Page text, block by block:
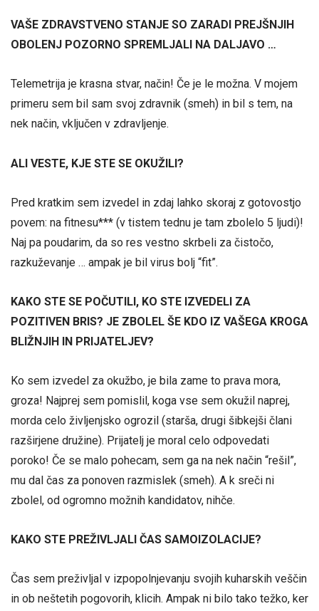
VAŠE ZDRAVSTVENO STANJE SO ZARADI PREJŠNJIH
OBOLENJ POZORNO SPREMLJALI NA DALJAVO …
Telemetrija je krasna stvar, način! Če je le možna. V mojem
primeru sem bil sam svoj zdravnik (smeh) in bil s tem, na
nek način, vključen v zdravljenje.
ALI VESTE, KJE STE SE OKUŽILI?
Pred kratkim sem izvedel in zdaj lahko skoraj z gotovostjo
povem: na fitnesu*** (v tistem tednu je tam zbolelo 5 ljudi)!
Naj pa poudarim, da so res vestno skrbeli za čistočo,
razkuževanje … ampak je bil virus bolj “fit”.
KAKO STE SE POČUTILI, KO STE IZVEDELI ZA
POZITIVEN BRIS? JE ZBOLEL ŠE KDO IZ VAŠEGA KROGA
BLIŽNJIH IN PRIJATELJEV?
Ko sem izvedel za okužbo, je bila zame to prava mora,
groza! Najprej sem pomislil, koga vse sem okužil naprej,
morda celo življenjsko ogrozil (starša, drugi šibkejši člani
razširjene družine). Prijatelj je moral celo odpovedati
poroko! Če se malo pohecam, sem ga na nek način “rešil”,
mu dal čas za ponoven razmislek (smeh). A k sreči ni
zbolel, od ogromno možnih kandidatov, nihče.
KAKO STE PREŽIVLJALI ČAS SAMOIZOLACIJE?
Čas sem preživljal v izpopolnjevanju svojih kuharskih veščin
in ob neštetih pogovorih, klicih. Ampak ni bilo tako težko, ker